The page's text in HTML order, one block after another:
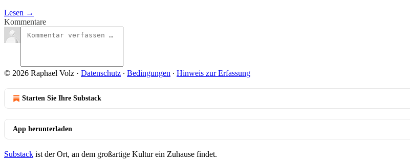
Lesen →
Kommentare
© 2026 Raphael Volz · Datenschutz ∙ Bedingungen ∙ Hinweis zur Erfassung
Starten Sie Ihre Substack
App herunterladen
Substack ist der Ort, an dem großartige Kultur ein Zuhause findet.